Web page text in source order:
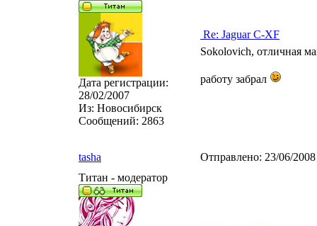
Дата регистрации:
28/02/2007
Из: Новосибирск
Сообщений: 2863
Re: Jaguar C-XF
Sokolovich, отличная
работу забрал
tasha Отправлено: 23/06/
Титан - модератор